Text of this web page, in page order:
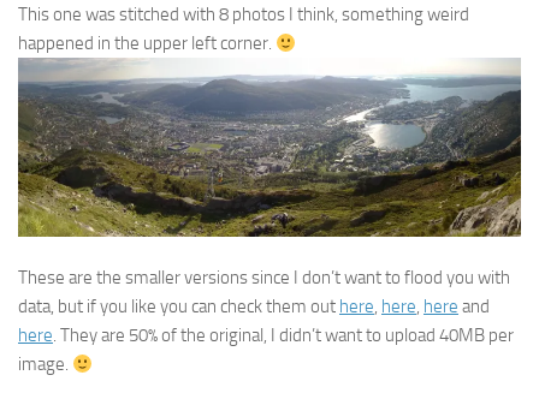
This one was stitched with 8 photos I think, something weird
happened in the upper left corner.
These are the smaller versions since I don’t want to flood you with
data, but if you like you can check them out here, here, here and
here. They are 50% of the original, I didn’t want to upload 40MB per
image.